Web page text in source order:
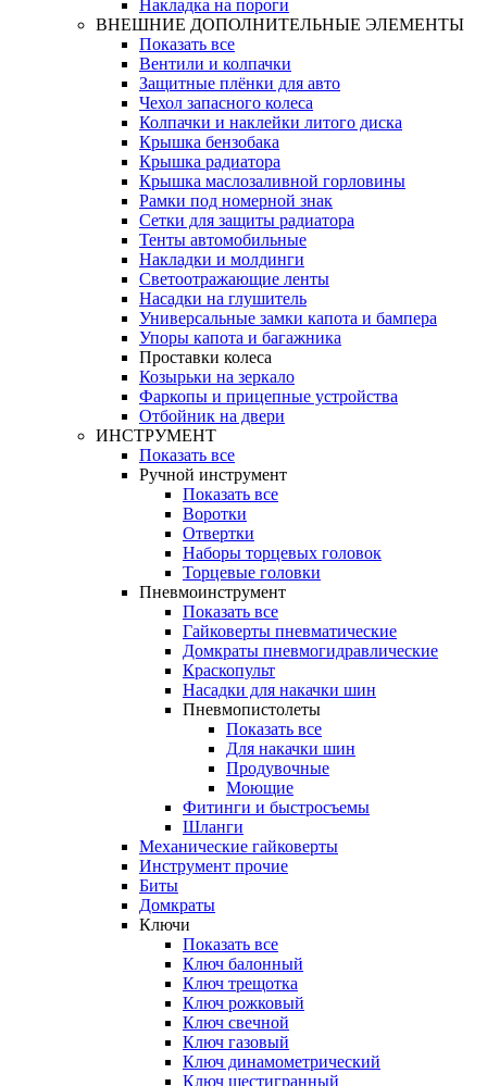
Накладка на пороги
ВНЕШНИЕ ДОПОЛНИТЕЛЬНЫЕ ЭЛЕМЕНТЫ
Показать все
Вентили и колпачки
Защитные плёнки для авто
Чехол запасного колеса
Колпачки и наклейки литого диска
Крышка бензобака
Крышка радиатора
Крышка маслозаливной горловины
Рамки под номерной знак
Сетки для защиты радиатора
Тенты автомобильные
Накладки и молдинги
Светоотражающие ленты
Насадки на глушитель
Универсальные замки капота и бампера
Упоры капота и багажника
Проставки колеса
Козырьки на зеркало
Фаркопы и прицепные устройства
Отбойник на двери
ИНСТРУМЕНТ
Показать все
Ручной инструмент
Показать все
Воротки
Отвертки
Наборы торцевых головок
Торцевые головки
Пневмоинструмент
Показать все
Гайковерты пневматические
Домкраты пневмогидравлические
Краскопульт
Насадки для накачки шин
Пневмопистолеты
Показать все
Для накачки шин
Продувочные
Моющие
Фитинги и быстросъемы
Шланги
Механические гайковерты
Инструмент прочиe
Биты
Домкраты
Ключи
Показать все
Ключ балонный
Ключ трещотка
Ключ рожковый
Ключ свечной
Ключ газовый
Ключ динамометрический
Ключ шестигранный